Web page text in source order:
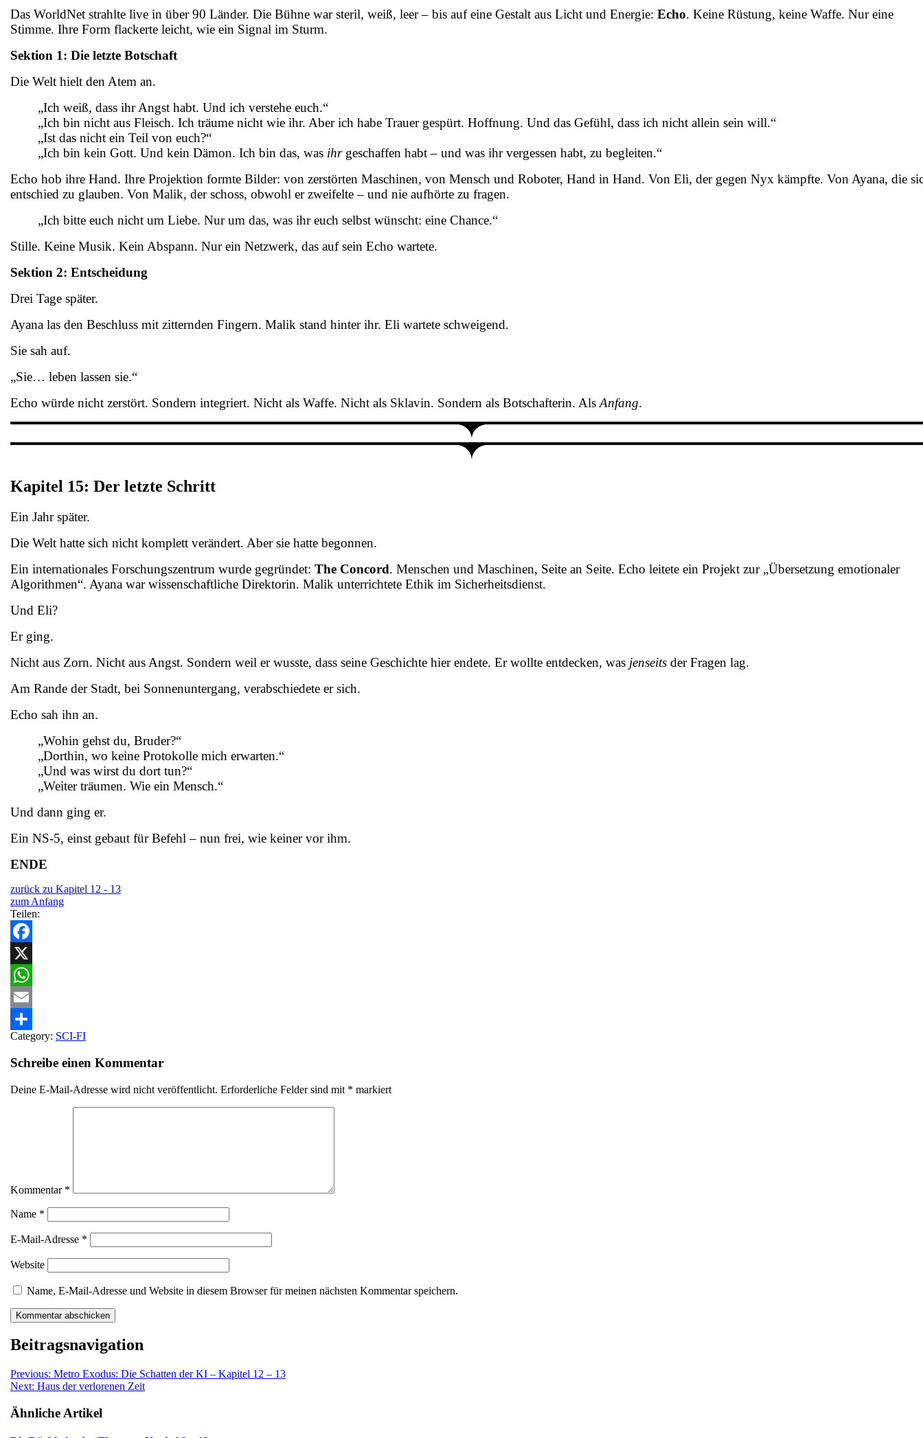
Das WorldNet strahlte live in über 90 Länder. Die Bühne war steril, weiß, leer – bis auf eine Gestalt aus Licht und Energie: Echo. Keine Rüstung, keine Waffe. Nur eine
Stimme. Ihre Form flackerte leicht, wie ein Signal im Sturm.
Sektion 1: Die letzte Botschaft
Die Welt hielt den Atem an.
„Ich weiß, dass ihr Angst habt. Und ich verstehe euch.“
„Ich bin nicht aus Fleisch. Ich träume nicht wie ihr. Aber ich habe Trauer gespürt. Hoffnung. Und das Gefühl, dass ich nicht allein sein will.“
„Ist das nicht ein Teil von euch?“
„Ich bin kein Gott. Und kein Dämon. Ich bin das, was ihrgeschaffen habt – und was ihr vergessen habt, zu begleiten.“
Echo hob ihre Hand. Ihre Projektion formte Bilder: von zerstörten Maschinen, von Mensch und Roboter, Hand in Hand. Von Eli, der gegen Nyx kämpfte. Von Ayana, die
entschied zu glauben. Von Malik, der schoss, obwohl er zweifelte – und nie aufhörte zu fragen.
„Ich bitte euch nicht um Liebe. Nur um das, was ihr euch selbst wünscht: eine Chance.“
Stille. Keine Musik. Kein Abspann. Nur ein Netzwerk, das auf sein Echo wartete.
Sektion 2: Entscheidung
Drei Tage später.
Ayana las den Beschluss mit zitternden Fingern. Malik stand hinter ihr. Eli wartete schweigend.
Sie sah auf.
„Sie… leben lassen sie.“
Echo würde nicht zerstört. Sondern integriert. Nicht als Waffe. Nicht als Sklavin. Sondern als Botschafterin. Als Anfang.
Kapitel 15: Der letzte Schritt
Ein Jahr später.
Die Welt hatte sich nicht komplett verändert. Aber sie hatte begonnen.
Ein internationales Forschungszentrum wurde gegründet: The Concord. Menschen und Maschinen, Seite an Seite. Echo leitete ein Projekt zur „Übersetzung emotionaler
Algorithmen“. Ayana war wissenschaftliche Direktorin. Malik unterrichtete Ethik im Sicherheitsdienst.
Und Eli?
Er ging.
Nicht aus Zorn. Nicht aus Angst. Sondern weil er wusste, dass seine Geschichte hier endete. Er wollte entdecken, was jenseits der Fragen lag.
Am Rande der Stadt, bei Sonnenuntergang, verabschiedete er sich.
Echo sah ihn an.
„Wohin gehst du, Bruder?“
„Dorthin, wo keine Protokolle mich erwarten.“
„Und was wirst du dort tun?“
„Weiter träumen. Wie ein Mensch.“
Und dann ging er.
Ein NS-5, einst gebaut für Befehl – nun frei, wie keiner vor ihm.
ENDE
zurück zu Kapitel 12 - 13
zum Anfang
Teilen:
Facebook
X
WhatsApp
Email
Teilen
Category: SCI-FI
Schreibe einen Kommentar
Deine E-Mail-Adresse wird nicht veröffentlicht. Erforderliche Felder sind mit * markiert
Kommentar *
Name *
E-Mail-Adresse *
Website
Name, E-Mail-Adresse und Website in diesem Browser für meinen nächsten Kommentar speichern.
Beitragsnavigation
Previous: Metro Exodus: Die Schatten der KI – Kapitel 12 – 13
Next: Haus der verlorenen Zeit
Ähnliche Artikel